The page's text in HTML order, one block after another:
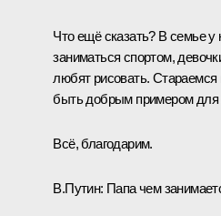
Что ещё сказать? В семье
заниматься спортом,
любят рисовать.
быть добрым примером
Всё, благодарим.
В.Путин: Папа чем